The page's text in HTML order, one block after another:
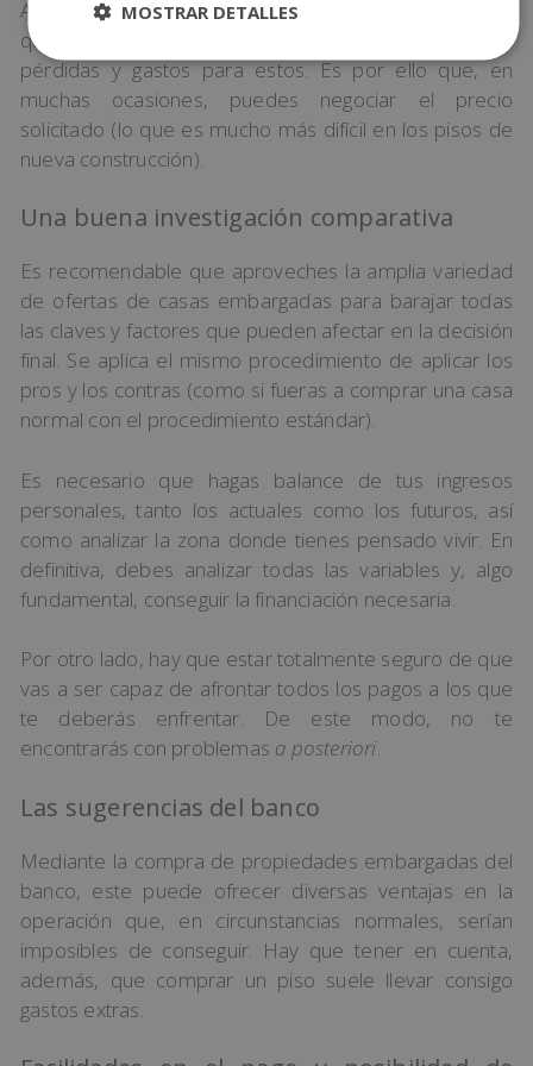
Aunque a prioriparezca algo inverosímil, la realidad es
que los pisos de los bancos suponen grandes
pérdidas y gastos para estos. Es por ello que, en
muchas ocasiones, puedes negociar el precio
solicitado (lo que es mucho más difícil en los pisos de
nueva construcción).
Una buena investigación comparativa
Es recomendable que aproveches la amplia variedad
de ofertas de casas embargadas para barajar todas
las claves y factores que pueden afectar en la decisión
final. Se aplica el mismo procedimiento de aplicar los
pros y los contras (como si fueras a comprar una casa
normal con el procedimiento estándar).
Es necesario que hagas balance de tus ingresos
personales, tanto los actuales como los futuros, así
como analizar la zona donde tienes pensado vivir. En
definitiva, debes analizar todas las variables y, algo
fundamental, conseguir la financiación necesaria.
Por otro lado, hay que estar totalmente seguro de que
vas a ser capaz de afrontar todos los pagos a los que
te deberás enfrentar. De este modo, no te
encontrarás con problemas a posteriori.
Las sugerencias del banco
Mediante la compra de propiedades embargadas del
banco, este puede ofrecer diversas ventajas en la
operación que, en circunstancias normales, serían
imposibles de conseguir. Hay que tener en cuenta,
además, que comprar un piso suele llevar consigo
gastos extras.
MOSTRAR DETALLES